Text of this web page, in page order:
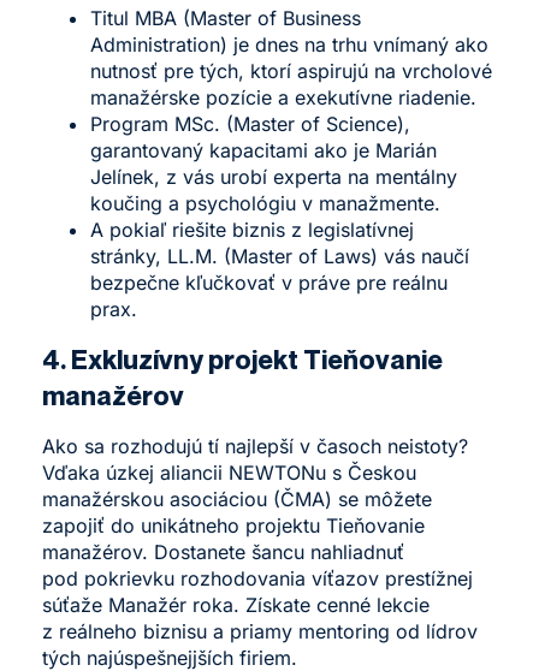
Titul MBA(Master of Business
Administration) je dnes na trhu vnímaný ako
nutnosť pre tých, ktorí aspirujú na vrcholové
manažérske pozície a exekutívne riadenie.
Program MSc. (Master of Science),
garantovaný kapacitami ako je Marián
Jelínek, z vás urobí experta na mentálny
koučing a psychológiu v manažmente.
A pokiaľ riešite biznis z legislatívnej
stránky, LL.M. (Master of Laws) vás naučí
bezpečne kľučkovať v práve pre reálnu
prax.
4. Exkluzívny projekt Tieňovanie
manažérov
Ako sa rozhodujú tí najlepší v časoch neistoty?
Vďaka úzkej aliancii NEWTONu s Českou
manažérskou asociáciou (ČMA) se môžete
zapojiť do unikátneho projektuTieňovanie
manažérov. Dostanete šancu nahliadnuť
pod pokrievku rozhodovania víťazov prestížnej
súťaže Manažér roka. Získate cenné lekcie
z reálneho biznisu a priamy mentoring od lídrov
tých najúspešnejjších firiem.